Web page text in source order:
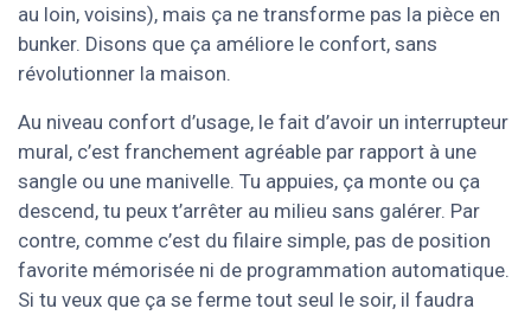
au loin, voisins), mais ça ne transforme pas la pièce en
bunker. Disons que ça améliore le confort, sans
révolutionner la maison.
Au niveau confort d’usage, le fait d’avoir un interrupteur
mural, c’est franchement agréable par rapport à une
sangle ou une manivelle. Tu appuies, ça monte ou ça
descend, tu peux t’arrêter au milieu sans galérer. Par
contre, comme c’est du filaire simple, pas de position
favorite mémorisée ni de programmation automatique.
Si tu veux que ça se ferme tout seul le soir, il faudra